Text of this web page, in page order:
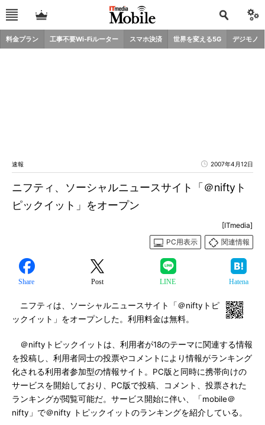
料金プラン 工事不要Wi-Fiルーター スマホ決済 世界を変える5G デジモノ
速報 2007年4月12日
ニフティ、ソーシャルニュースサイト「＠niftyト
ピックイット」をオープン
[ITmedia]
PC用表示
関連情報
Share Post LINE Hatena
ニフティは、ソーシャルニュースサイト「＠niftyトピ
ックイット」をオープンした。利用料金は無料。
＠niftyトピックイットは、利用者が18のテーマに関連する情報
を投稿し、利用者同士の投票やコメントにより情報がランキング
化される利用者参加型の情報サイト。PC版と同時に携帯向けの
サービスを開始しており、PC版で投稿、コメント、投票された
ランキングが閲覧可能だ。サービス開始に伴い、「mobile＠
nifty」で＠nifty トピックイットのランキングを紹介している。